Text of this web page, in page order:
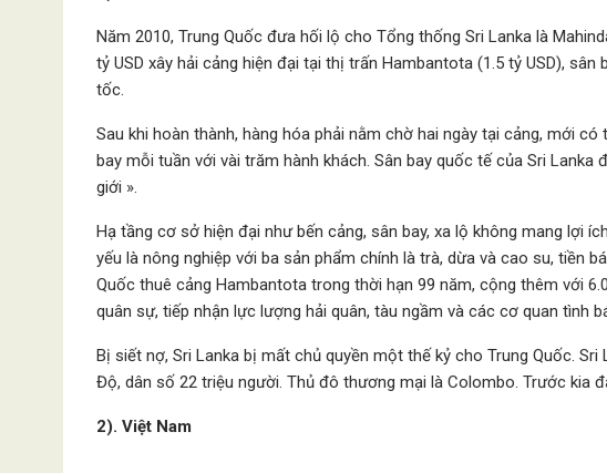
Năm 2010, Trung Quốc đưa hối lộ cho Tổng thống Sri Lanka là
tỷ USD xây hải cảng hiện đại tại thị trấn Hambantota (1.5 tỷ USD),
tốc.
Sau khi hoàn thành, hàng hóa phải nằm chờ hai ngày tại cảng, mới
bay mỗi tuần với vài trăm hành khách. Sân bay quốc tế của Sri
giới ».
Hạ tầng cơ sở hiện đại như bến cảng, sân bay, xa lộ không mang lợi
yếu là nông nghiệp với ba sản phẩm chính là trà, dừa và cao su, tiền
Quốc thuê cảng Hambantota trong thời hạn 99 năm, cộng thêm với
quân sự, tiếp nhận lực lượng hải quân, tàu ngầm và các cơ quan tình
Bị siết nợ, Sri Lanka bị mất chủ quyền một thế kỷ cho Trung Quốc.
Độ, dân số 22 triệu người. Thủ đô thương mại là Colombo. Trước kia
2). Việt Nam